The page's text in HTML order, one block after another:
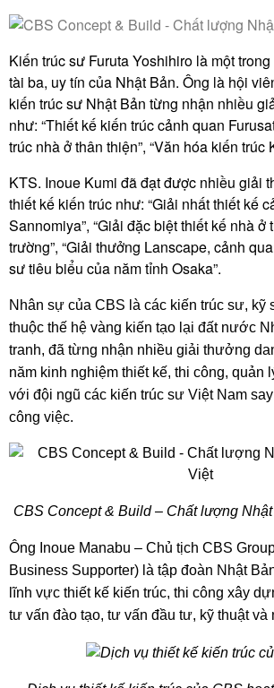
Kiến trúc sư Furuta Yoshihiro là một
tài ba, uy tín của Nhật Bản. Ông là hội
kiến trúc sư Nhật Bản từng nhận nhiều
như: “Thiết kế kiến trúc cảnh quan
trúc nhà ở thân thiện”, “Văn hóa kiến trúc
KTS. Inoue Kumi đã đạt được nhiều giải
thiết kế kiến trúc như: “Giải nhất thiết kế
Sannomiya”, “Giải đặc biệt thiết kế nhà ở
trường”, “Giải thưởng Lanscape, cảnh
sư tiêu biểu của năm tỉnh Osaka”.
Nhân sự của CBS là các kiến trúc sư, kỹ
thuộc thế hệ vàng kiến tạo lại đất nước
tranh, đã từng nhận nhiều giải thưởng
năm kinh nghiệm thiết kế, thi công,
với đội ngũ các kiến trúc sư Việt Nam
công việc.
CBS Concept & Build – Chất lượng
Ông Inoue Manabu – Chủ tịch CBS
Business Supporter) là tập đoàn Nhật
lĩnh vực thiết kế kiến trúc, thi công xây
tư vấn đào tạo, tư vấn đầu tư, kỹ thuật và